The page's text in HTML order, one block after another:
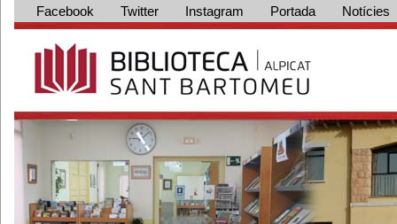
Facebook Twitter Instagram Portada Notícies